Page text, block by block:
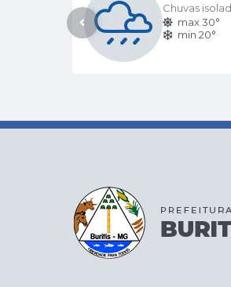
Chuvas
max 30°
min 20°